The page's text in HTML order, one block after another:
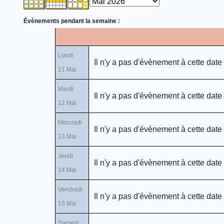
Évènements pendant la semaine :
Lundi
11 Mai
Il n'y a pas d'évènement à cette date
Mardi
12 Mai
Il n'y a pas d'évènement à cette date
Mercredi
13 Mai
Il n'y a pas d'évènement à cette date
Jeudi
14 Mai
Il n'y a pas d'évènement à cette date
Vendredi
15 Mai
Il n'y a pas d'évènement à cette date